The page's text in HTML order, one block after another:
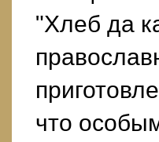
"Хлеб да
что